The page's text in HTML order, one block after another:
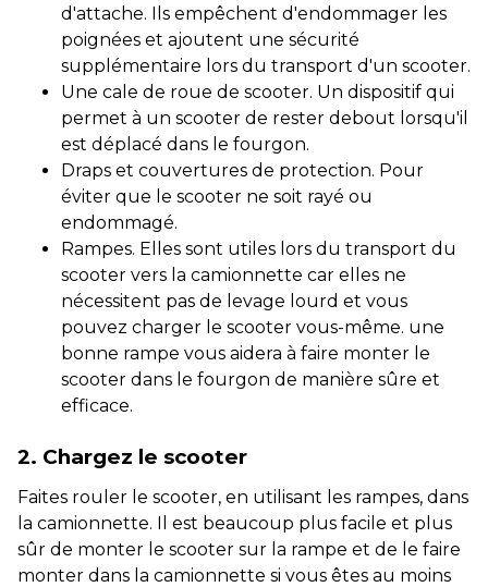
d'attache. Ils empêchent d'endommager les
poignées et ajoutent une sécurité
supplémentaire lors du transport d'un scooter.
Une cale de roue de scooter. Un dispositif qui
permet à un scooter de rester debout lorsqu'il
est déplacé dans le fourgon.
Draps et couvertures de protection. Pour
éviter que le scooter ne soit rayé ou
endommagé.
Rampes. Elles sont utiles lors du transport du
scooter vers la camionnette car elles ne
nécessitent pas de levage lourd et vous
pouvez charger le scooter vous-même. une
bonne rampe vous aidera à faire monter le
scooter dans le fourgon de manière sûre et
efficace.
2. Chargez le scooter
Faites rouler le scooter, en utilisant les rampes, dans
la camionnette. Il est beaucoup plus facile et plus
sûr de monter le scooter sur la rampe et de le faire
monter dans la camionnette si vous êtes au moins